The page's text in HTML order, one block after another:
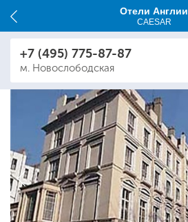
Отели Англии
CAESAR
+7 (495) 775-87-87
м. Новослободская